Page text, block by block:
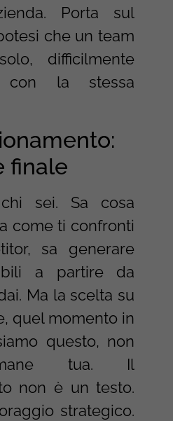
Porta sul
che un team
difficilmente
con la stessa
finale
sei. Sa cosa
come ti confronti
sa generare
a partire da
Ma la scelta su
quel momento in
questo, non
tua. Il
non è un testo.
strategico.